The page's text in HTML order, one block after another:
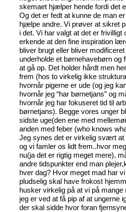
skemaet hjælper hende fordi det
Og det er fedt at kunne de man
hjælpe andre. Vi prøver at sikret
i det. Vi har valgt at det er
erkende at den fine inspiration
bliver brugt eller bliver
underholde et børnehavebørn og
at gå op. Det holder hårdt men
frem (hos to virkelig ikke
hvornår pigerne er ude (og jeg
hvornår jeg “har børnetjans” og
hvornår jeg har fokuseret tid til
børnetjans). Begge vores unger
sidste uge(den ene med
anden med feber (who knows
Jeg synes det er virkelig svært at
og vi famler os lidt frem..hvor
nu(ja det er rigtig meget mere),
andre tidspunkter end man
hver dag? Hvor meget mad har
pludselig skal have frokost
husker virkelig på at vi på
jeg er ved at få pip af at ungerne
der skal sidde hvor foran